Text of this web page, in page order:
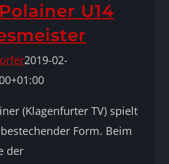
U14
2019-02-
(Klagenfurter TV) spielt
Form. Beim
der